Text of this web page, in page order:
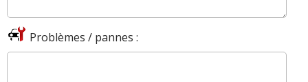
Problèmes / pannes :